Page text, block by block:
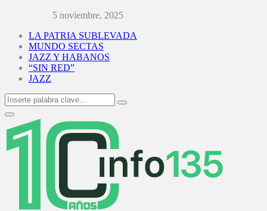
5 noviembre, 2025
LA PATRIA SUBLEVADA
MUNDO SECTAS
JAZZ Y HABANOS
“SIN RED”
JAZZ
Search
for:
Search
Primary
Menu